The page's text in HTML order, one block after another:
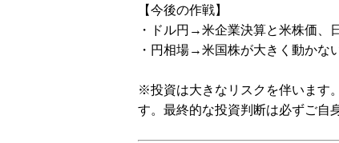
【今後の作戦】
・ドル円→米企業決算と米株価、
・円相場→米国株が大きく動かな
※投資は大きなリスクを伴います
す。最終的な投資判断は必ずご自